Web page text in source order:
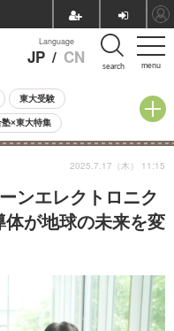
menu
Language
JP / CN search
東大受験
塾×東大特集
小学校受験
人気記事
学生向け） ランキング
ンエレクトロニク
が地球の未来を変
2025.7.17（木） 11:15